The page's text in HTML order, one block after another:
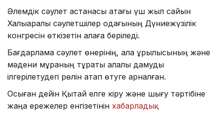
Әлемдік сәулет астанасы атағы үш жыл сайын
Халықаралық сәулетшілер одағының Дүниежүзілік
конгресін өткізетін қалаға беріледі.
Бағдарлама сәулет өнерінің, қала құрылысының және
мәдени мұраның тұрақты қалалық дамуды
ілгерілетудегі рөлін атап өтуге арналған.
Осыған дейін Қытай елге кіру және шығу тәртібіне
жаңа ережелер енгізетінін хабарладық.